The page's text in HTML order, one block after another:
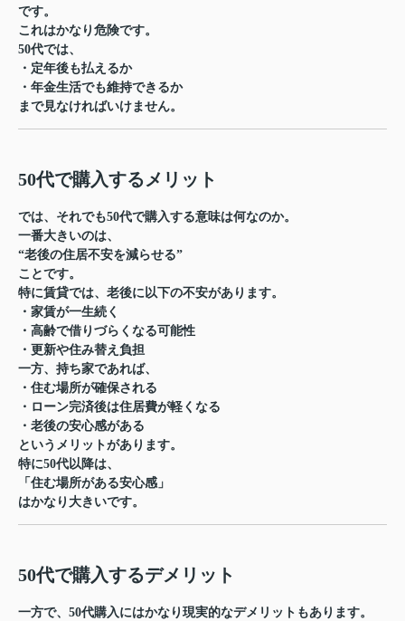
です。
これはかなり危険です。
50代では、
・定年後も払えるか
・年金生活でも維持できるか
まで見なければいけません。
50代で購入するメリット
では、それでも50代で購入する意味は何なのか。
一番大きいのは、
“老後の住居不安を減らせる”
ことです。
特に賃貸では、老後に以下の不安があります。
・家賃が一生続く
・高齢で借りづらくなる可能性
・更新や住み替え負担
一方、持ち家であれば、
・住む場所が確保される
・ローン完済後は住居費が軽くなる
・老後の安心感がある
というメリットがあります。
特に50代以降は、
「住む場所がある安心感」
はかなり大きいです。
50代で購入するデメリット
一方で、50代購入にはかなり現実的なデメリットもあります。